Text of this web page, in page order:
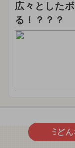
広々とした
る！？？？
ど